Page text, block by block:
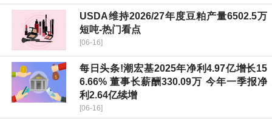
USDA维持2026/27年度豆粕产量6502.5万
短吨-热门看点
[06-16]
每日头条!潮宏基2025年净利4.97亿增长15
6.66% 董事长薪酬330.09万 今年一季报净
利2.64亿续增
[06-16]